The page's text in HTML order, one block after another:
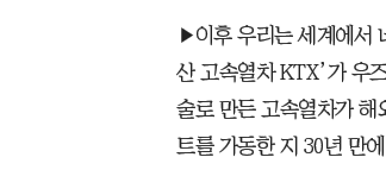
▶이후 우리는 세계에서
산 고속열차 KTX’가 우
술로 만든 고속열차가 해
트를 가동한 지 30년 만